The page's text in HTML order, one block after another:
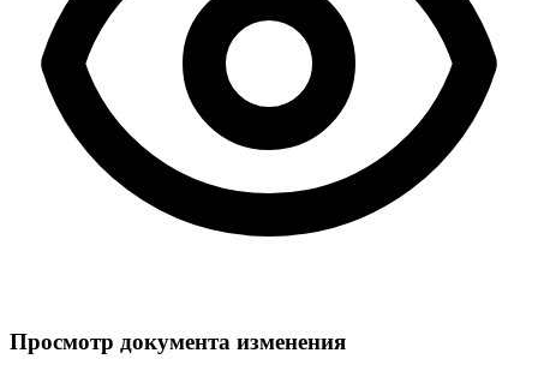
Просмотр документа изменения